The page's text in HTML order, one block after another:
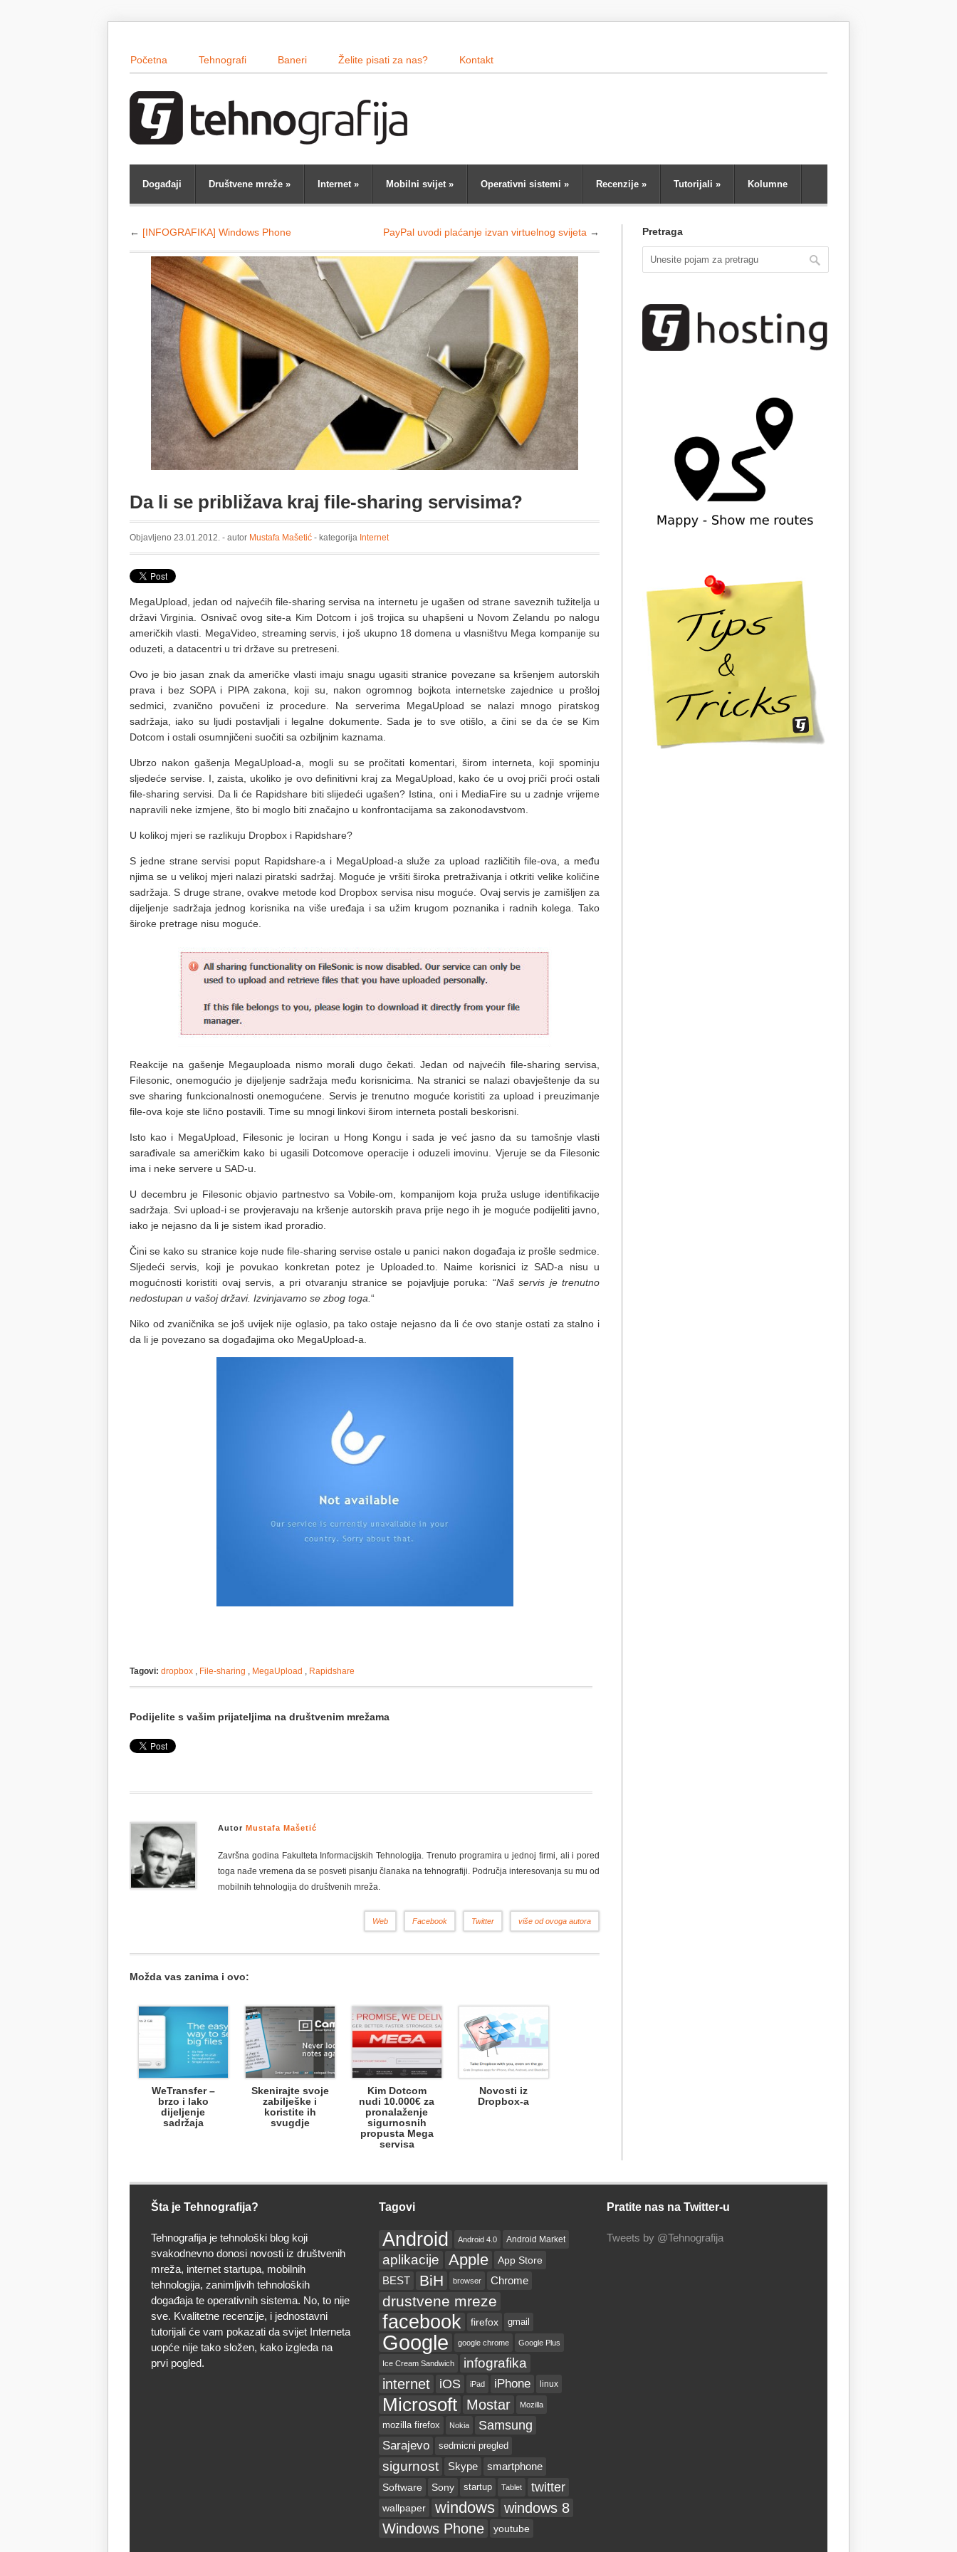
Početna Tehnografi Baneri Želite pisati za nas? Kontakt
Događaji Društvene mreže » Internet» Mobilni svijet» Operativni sistemi » Recenzije » Tutorijali » Kolumne
← [INFOGRAFIKA] Windows Phone PayPal uvodi plaćanje izvan virtuelnog svijeta →
Da li se približava kraj file-sharing servisima?
Objavljeno 23.01.2012. - autor Mustafa Mašetić - kategorija Internet
MegaUpload, jedan od najvećih file-sharing servisa na internetu je ugašen od strane saveznih tužitelja u
državi Virginia. Osnivač ovog site-a Kim Dotcom i još trojica su uhapšeni u Novom Zelandu po nalogu
američkih vlasti. MegaVideo, streaming servis, i još ukupno 18 domena u vlasništvu Mega kompanije su
oduzeti, a datacentri u tri države su pretreseni.
Ovo je bio jasan znak da američke vlasti imaju snagu ugasiti stranice povezane sa kršenjem autorskih
prava i bez SOPA i PIPA zakona, koji su, nakon ogromnog bojkota internetske zajednice u prošloj
sedmici, zvanično povučeni iz procedure. Na serverima MegaUpload se nalazi mnogo piratskog
sadržaja, iako su ljudi postavljali i legalne dokumente. Sada je to sve otišlo, a čini se da će se Kim
Dotcom i ostali osumnjičeni suočiti sa ozbiljnim kaznama.
Ubrzo nakon gašenja MegaUpload-a, mogli su se pročitati komentari, širom interneta, koji spominju
sljedeće servise. I, zaista, ukoliko je ovo definitivni kraj za MegaUpload, kako će u ovoj priči proći ostali
file-sharing servisi. Da li će Rapidshare biti slijedeći ugašen? Istina, oni i MediaFire su u zadnje vrijeme
napravili neke izmjene, što bi moglo biti značajno u konfrontacijama sa zakonodavstvom.
U kolikoj mjeri se razlikuju Dropbox i Rapidshare?
S jedne strane servisi poput Rapidshare-a i MegaUpload-a služe za upload različitih file-ova, a među
njima se u velikoj mjeri nalazi piratski sadržaj. Moguće je vršiti široka pretraživanja i otkriti velike količine
sadržaja. S druge strane, ovakve metode kod Dropbox servisa nisu moguće. Ovaj servis je zamišljen za
dijeljenje sadržaja jednog korisnika na više uređaja i sa užim krugom poznanika i radnih kolega. Tako
široke pretrage nisu moguće.
Reakcije na gašenje Megauploada nismo morali dugo čekati. Jedan od najvećih file-sharing servisa,
Filesonic, onemogućio je dijeljenje sadržaja među korisnicima. Na stranici se nalazi obavještenje da su
sve sharing funkcionalnosti onemogućene. Servis je trenutno moguće koristiti za upload i preuzimanje
file-ova koje ste lično postavili. Time su mnogi linkovi širom interneta postali beskorisni.
Isto kao i MegaUpload, Filesonic je lociran u Hong Kongu i sada je već jasno da su tamošnje vlasti
sarađivale sa američkim kako bi ugasili Dotcomove operacije i oduzeli imovinu. Vjeruje se da Filesonic
ima i neke servere u SAD-u.
U decembru je Filesonic objavio partnestvo sa Vobile-om, kompanijom koja pruža usluge identifikacije
sadržaja. Svi upload-i se provjeravaju na kršenje autorskih prava prije nego ih je moguće podijeliti javno,
iako je nejasno da li je sistem ikad proradio.
Čini se kako su stranice koje nude file-sharing servise ostale u panici nakon događaja iz prošle sedmice.
Sljedeći servis, koji je povukao konkretan potez je Uploaded.to. Naime korisnici iz SAD-a nisu u
mogućnosti koristiti ovaj servis, a pri otvaranju stranice se pojavljuje poruka: “Naš servis je trenutno
nedostupan u vašoj državi. Izvinjavamo se zbog toga. “
Niko od zvaničnika se još uvijek nije oglasio, pa tako ostaje nejasno da li će ovo stanje ostati za stalno i
da li je povezano sa događajima oko MegaUpload-a.
Tagovi: dropbox , File-sharing , MegaUpload , Rapidshare
Podijelite s vašim prijateljima na društvenim mrežama
Autor Mustafa Mašetić
Završna godina Fakulteta Informacijskih Tehnologija. Trenuto programira u jednoj firmi, ali i pored
toga nađe vremena da se posveti pisanju članaka na tehnografiji. Područja interesovanja su mu od
mobilnih tehnologija do društvenih mreža.
više od ovoga autora
Twitter
Facebook
Web
Možda vas zanima i ovo:
WeTransfer –
brzo i lako
dijeljenje
sadržaja
Skenirajte svoje
zabilješke i
koristite ih
svugdje
Kim Dotcom
nudi 10.000€ za
pronalaženje
sigurnosnih
propusta Mega
servisa
Novosti iz
Dropbox-a
Pretraga
Šta je Tehnografija?
Tehnografija je tehnološki blog koji
svakodnevno donosi novosti iz društvenih
mreža, internet startupa, mobilnih
tehnologija, zanimljivih tehnoloških
događaja te operativnih sistema. No, to nije
sve. Kvalitetne recenzije, i jednostavni
tutorijali će vam pokazati da svijet Interneta
uopće nije tako složen, kako izgleda na
prvi pogled.
Tagovi
Android Android 4.0 Android Market
aplikacije Apple App Store
BEST BiH browser Chrome
drustvene mreze
facebook firefox gmail
Google google chrome Google Plus
Ice Cream Sandwich infografika
internet iOS iPad iPhone linux
Microsoft Mostar Mozilla
mozilla firefox Nokia Samsung
Sarajevo sedmicni pregled
sigurnost Skype smartphone
Software Sony startup Tablet twitter
wallpaper windows windows 8
Windows Phone
youtube
Pratite nas na Twitter-u
Tweets by @Tehnografija